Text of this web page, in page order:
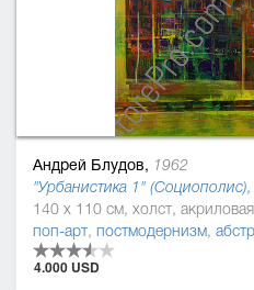
Андрей Блудов, 1962
"Урбанистика 1"
140 x 110 см, холст,
поп-арт, постмодернизм,
4.000 USD